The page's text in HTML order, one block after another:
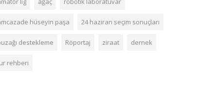
hüseyin paşa 24 haziran seçim sonuçları
destekleme Röportaj ziraat dernek
rehberi